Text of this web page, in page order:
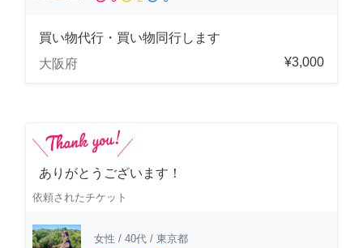
買い物代行・買い物同行します
大阪府
¥3,000
ありがとうございます！
依頼されたチケット
女性 / 40代 / 東京都